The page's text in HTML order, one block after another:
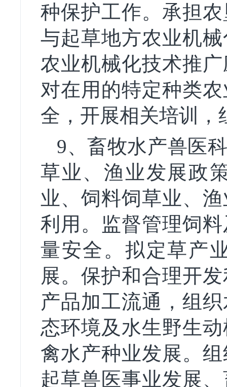
种保护工作。承担
与起草地方农业机
农业机械化技术推
对在用的特定种类
全，开展相关培训，
9、畜牧水产兽医
草业、渔业发展政
业、饲料饲草业、
利用。监督管理饲
量安全。拟定草产
展。保护和合理开
产品加工流通，组
态环境及水生野生
禽水产种业发展。
起草兽医事业发展